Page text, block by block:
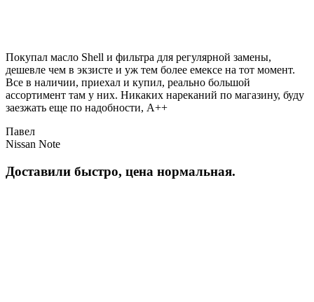
Покупал масло Shell и фильтра для регулярной замены,
дешевле чем в экзисте и уж тем более емексе на тот момент.
Все в наличии, приехал и купил, реально большой
ассортимент там у них. Никаких нареканий по магазину, буду
заезжать еще по надобности, A++
Павел
Nissan Note
Доставили быстро, цена нормальная.